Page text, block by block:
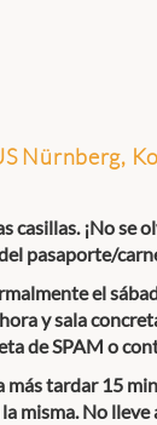
Nürnberg,
casillas. ¡No se
pasaporte/
el
y sala
de SPAM o
más tardar 15
misma. No